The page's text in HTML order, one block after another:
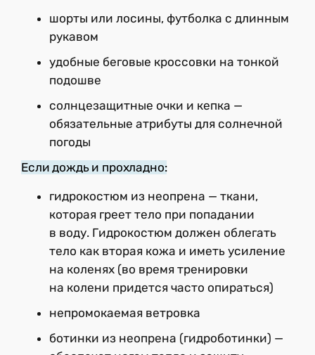
шорты или лосины, футболка с длинным
рукавом
удобные беговые кроссовки на тонкой
подошве
солнцезащитные очки и кепка —
обязательные атрибуты для солнечной
погоды
Если дождь и прохладно:
гидрокостюм из неопрена — ткани,
которая греет тело при попадании
в воду. Гидрокостюм должен облегать
тело как вторая кожа и иметь усиление
на коленях (во время тренировки
на колени придется часто опираться)
непромокаемая ветровка
ботинки из неопрена (гидроботинки) —